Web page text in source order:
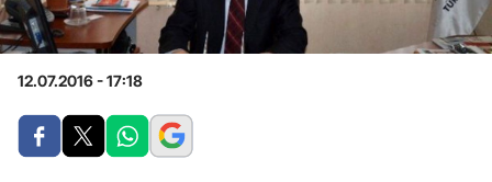
12.07.2016 - 17:18